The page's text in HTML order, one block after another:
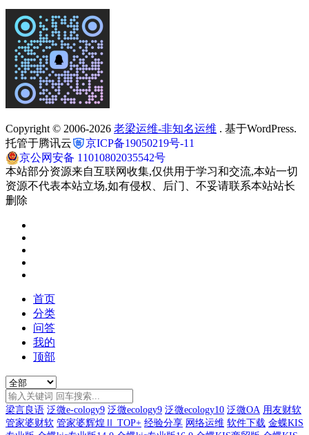
Copyright © 2006-2026 老梁运维-非知名运维 . 基于WordPress.
托管于腾讯云
京ICP备19050219号-11
京公网安备 11010802035542号
本站部分资源来自互联网收集,仅供用于学习和交流,本站一切
资源不代表本站立场,如有侵权、后门、不妥请联系本站站长
删除
首页
分类
问答
我的
顶部
梁言良语 泛微e-cology9 泛微ecology9 泛微ecology10 泛微OA 用友财软
管家婆财软 管家婆辉煌Ⅱ TOP+ 经验分享 网络运维 软件下载 金蝶KIS